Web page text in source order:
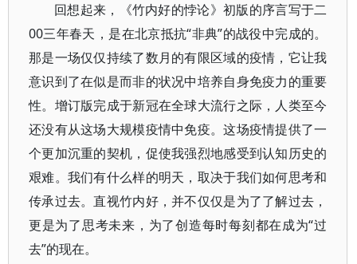
回想起来，《竹内好的悖论》初版的序言写于二
00三年春天，是在北京抵抗“非典”的战役中完成的。
那是一场仅仅持续了数月的有限区域的疫情，它让我
意识到了在似是而非的状况中培养自身免疫力的重要
性。增订版完成于新冠在全球大流行之际，人类至今
还没有从这场大规模疫情中免疫。这场疫情提供了一
个更加沉重的契机，促使我强烈地感受到认知历史的
艰难。我们有什么样的明天，取决于我们如何思考和
传承过去。直视竹内好，并不仅仅是为了了解过去，
更是为了思考未来，为了创造每时每刻都在成为“过
去”的现在。